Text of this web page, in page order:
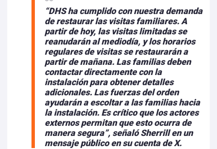
“DHS ha cumplido con nuestra demanda
de restaurar las visitas familiares. A
partir de hoy, las visitas limitadas se
reanudarán al mediodía, y los horarios
regulares de visitas se restaurarán a
partir de mañana. Las familias deben
contactar directamente con la
instalación para obtener detalles
adicionales. Las fuerzas del orden
ayudarán a escoltar a las familias hacia
la instalación. Es crítico que los actores
externos permitan que esto ocurra de
manera segura”, señaló Sherrill en un
mensaje público en su cuenta de X.